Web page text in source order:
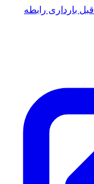
قبل بارداری رابطه